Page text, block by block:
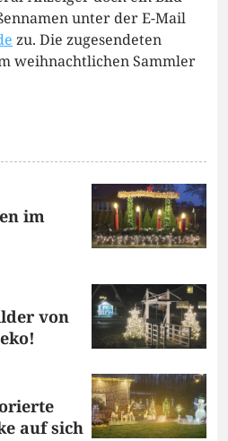
unter der E-Mail
zu. Die zugesendeten
weihnachtlichen Sammler
im
von
auf sich